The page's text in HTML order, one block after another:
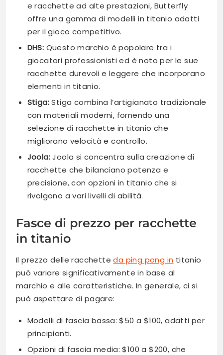
e racchette ad alte prestazioni, Butterfly
offre una gamma di modelli in titanio adatti
per il gioco competitivo.
DHS: Questo marchio è popolare tra i
giocatori professionisti ed è noto per le sue
racchette durevoli e leggere che incorporano
elementi in titanio.
Stiga:Stiga combina l’artigianato tradizionale
con materiali moderni, fornendo una
selezione di racchette in titanio che
migliorano velocità e controllo.
Joola:Joola si concentra sulla creazione di
racchette che bilanciano potenza e
precisione, con opzioni in titanio che si
rivolgono a vari livelli di abilità.
Fasce di prezzo per racchette
in titanio
Il prezzo delle racchetteda ping pong in titanio
può variare significativamente in base al
marchio e alle caratteristiche. In generale, ci si
può aspettare di pagare:
Modelli di fascia bassa: $50 a $100, adatti per
principianti.
Opzioni di fascia media: $100 a $200, che